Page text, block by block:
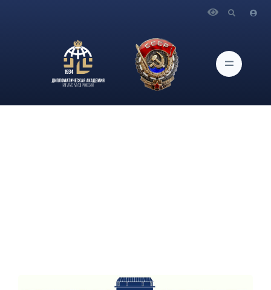
Научные публикации
академии МИД России в рамках проекта «Наставник 22/23»
состоится встреча магистрантов и актива студенческих
общественных объединений Академии с представителями
Совета молодых дипломатов МИД России